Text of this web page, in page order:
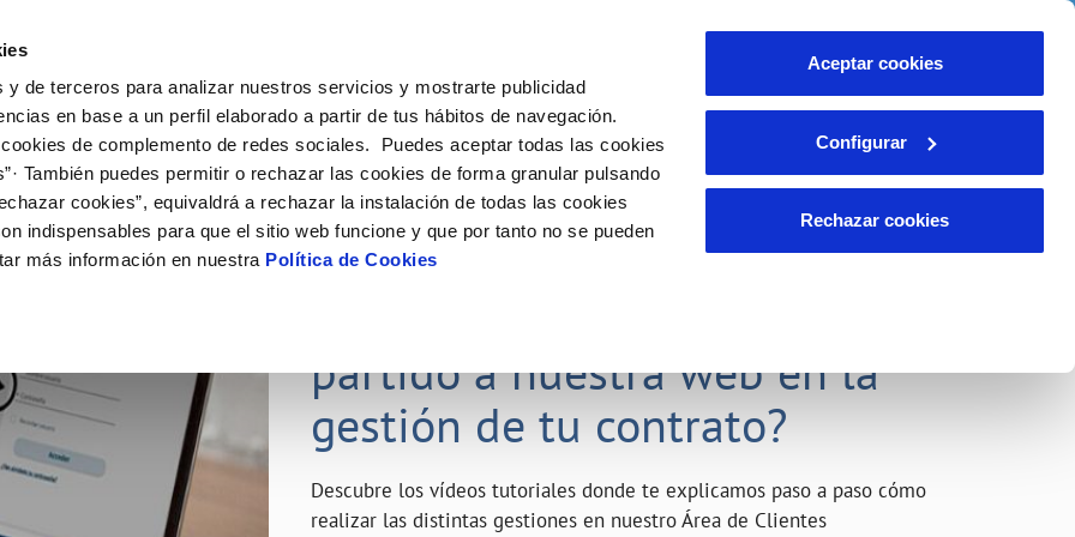
y de terceros para analizar nuestros servicios y mostrarte publicidad
en base a un perfil elaborado a partir de tus hábitos de navegación.
de complemento de redes sociales. Puedes aceptar todas las cookies
También puedes permitir o rechazar las cookies de forma granular pulsando
cookies”, equivaldrá a rechazar la instalación de todas las cookies
indispensables para que el sitio web funcione y que por tanto no se pueden
más información en nuestra Política de Cookies
Aceptar cookies
Configurar
Rechazar cookies
de titular
de suministro
MODIFICACIÓN DE DATOS
Actualizar datos bancarios
Actualizar datos de domicilio
INCIDENCIAS
Comunica anomalías o posibles
VER TODAS LAS GESTIONES
Tu Servicio
AL CLIENTE
contacto
de fuga interior
COMPROMISO DE SERVICIO
Carta de compromisos
Customer Counsel (Defensa del cliente)
Tu Agua
del agua
CUIDADOS DEL AGUA
Consejos de ahorro
Depósitos de reserva
Conócenos
DE GESTIÓN Y CERTIFICADOS
Nuestros compromisos
23 ABR 2020
partido a nuestra web en la
gestión de tu contrato?
Descubre los vídeos tutoriales donde te explicamos paso a paso cómo
realizar las distintas gestiones en nuestro Área de Clientes